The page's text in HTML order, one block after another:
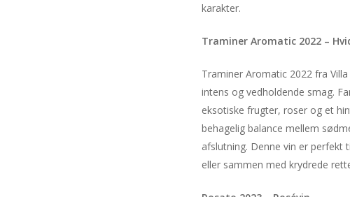
karakter.
Traminer Aromatic 2022 –
Traminer Aromatic 2022 fra
intens og vedholdende smag.
eksotiske frugter, roser og et
behagelig balance mellem
afslutning. Denne vin er
eller sammen med krydrede